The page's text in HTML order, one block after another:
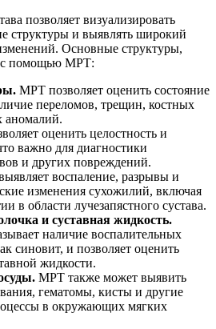
позволяет визуализировать
структуры и выявлять широкий
Основные структуры,
с помощью МРТ:
МРТ позволяет оценить состояние
переломов, трещин, костных
аномалий.
оценить целостность и
важно для диагностики
и других повреждений.
воспаление, разрывы и
изменения сухожилий, включая
в области лучезапястного сустава.
и суставная жидкость.
наличие воспалительных
синовит, и позволяет оценить
жидкости.
МРТ также может выявить
гематомы, кисты и другие
в окружающих мягких